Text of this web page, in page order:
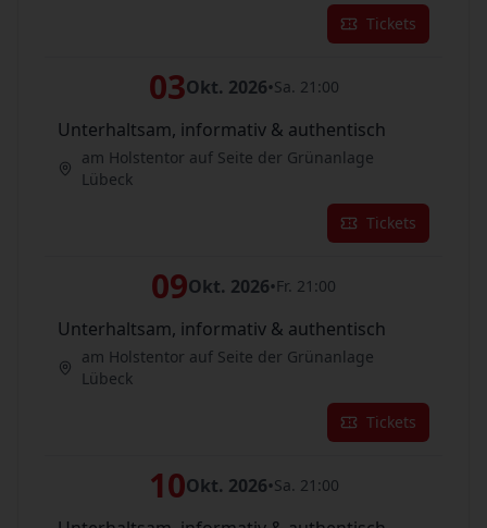
Tickets
03Okt. 2026•Sa. 21:00
Unterhaltsam, informativ & authentisch
am Holstentor auf Seite der Grünanlage
Lübeck
Tickets
09Okt. 2026•Fr. 21:00
Unterhaltsam, informativ & authentisch
am Holstentor auf Seite der Grünanlage
Lübeck
Tickets
10Okt. 2026•Sa. 21:00